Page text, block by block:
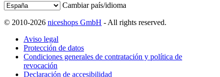
Cambiar país/idioma
© 2010-2026 niceshops GmbH - All rights reserved.
Aviso legal
Protección de datos
Condiciones generales de contratación y política de
revocación
Declaración de accesibilidad